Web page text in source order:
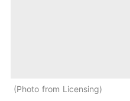
Photo from Licensing